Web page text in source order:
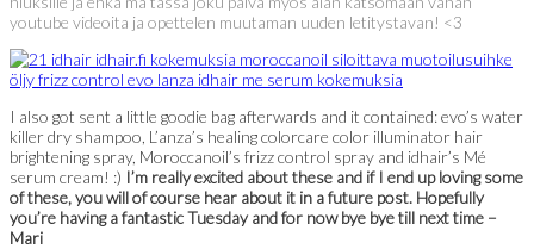
youtube videoita ja opettelen muutaman uuden letitystavan! <3
I also got sent a little goodie bag afterwards and it contained: evo’s water
killer dry shampoo, L’anza’s healing colorcare color illuminator hair
brightening spray, Moroccanoil’s frizz control spray and idhair’s Mé
serum cream! :) I’m really excited about these and if I end up loving some
of these, you will of course hear about it in a future post. Hopefully
you’re having a fantastic Tuesday and for now bye bye till next time –
Mari